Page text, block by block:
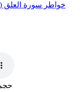
خواطر سورة العلق (٩٦)